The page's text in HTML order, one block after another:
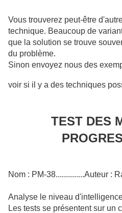
Vous trouverez peut-être
technique. Beaucoup de
que la solution se trouve
du problème.
Sinon envoyez nous des
voir si il y a des techniques
TEST DES
Nom : PM-38..............Auteur :
Analyse le niveau
Les tests se présentent sur un